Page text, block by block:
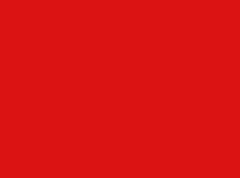
הישראלי